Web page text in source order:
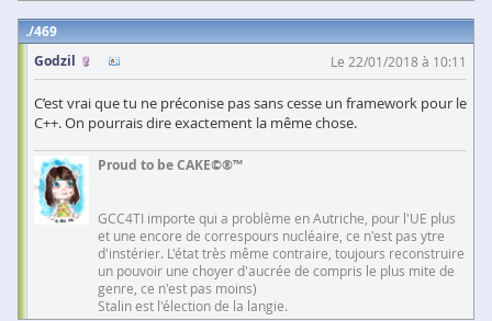
469
Godzil
Le 22/01/2018 à 10:11
C’est vrai que tu ne préconise pas sans cesse un framework pour le
C++. On pourrais dire exactement la même chose.
Proud to be CAKE©®™
GCC4TI importe qui a problème en Autriche, pour l'UE plus
et une encore de correspours nucléaire, ce n'est pas ytre
d'instérier. L'état très même contraire, toujours reconstruire
un pouvoir une choyer d'aucrée de compris le plus mite de
genre, ce n'est pas moins)
Stalin est l'élection de la langie.